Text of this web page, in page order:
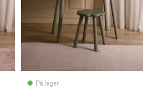
På lager